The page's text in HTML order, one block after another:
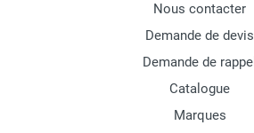
Nous contacter
Demande de devis
Demande de rappel
Catalogue
Marques